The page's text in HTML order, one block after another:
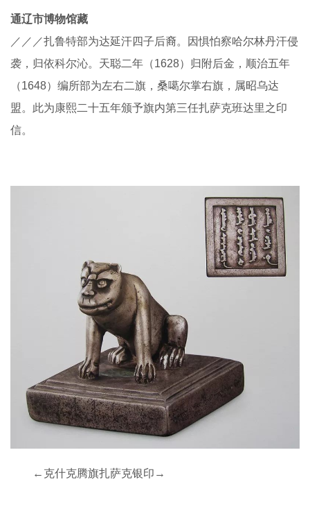
通辽市博物馆藏
／／／扎鲁特部为达延汗四子后裔。因惧怕察哈尔林丹汗侵
袭，归依科尔沁。天聪二年（1628）归附后金，顺治五年
（1648）编所部为左右二旗，桑噶尔掌右旗，属昭乌达
盟。此为康熙二十五年颁予旗内第三任扎萨克班达里之印
信。
←克什克腾旗扎萨克银印→